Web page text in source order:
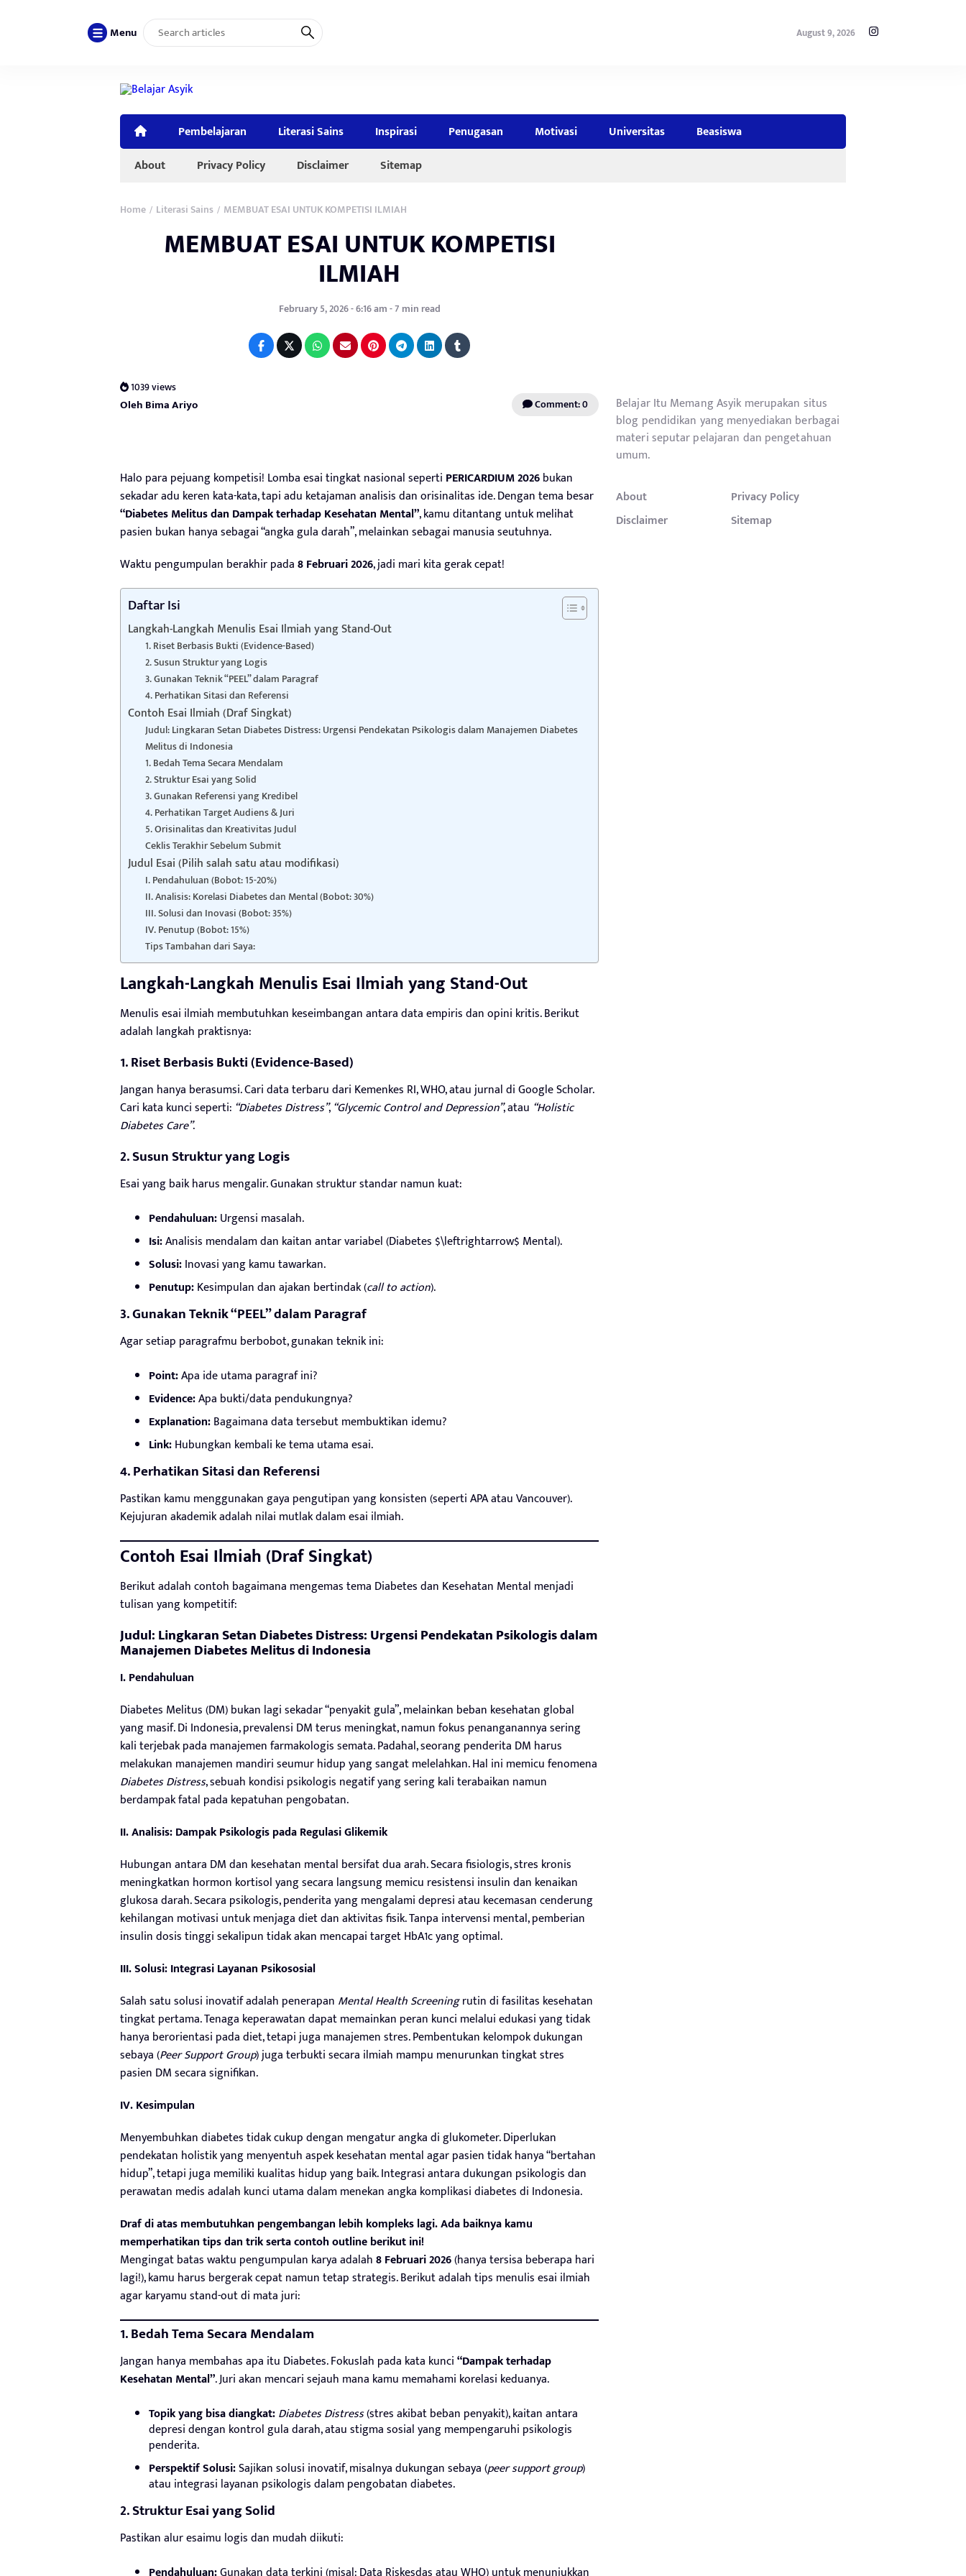
Menu August 9, 2026
Pembelajaran Literasi Sains Inspirasi Penugasan Motivasi Universitas
Beasiswa
About
Privacy Policy Disclaimer Sitemap
Home / Literasi Sains / MEMBUAT ESAI UNTUK KOMPETISI ILMIAH
MEMBUAT ESAI UNTUK KOMPETISI
ILMIAH
February 5, 2026 - 6:16 am - 7 min read
1039 views
Oleh Bima Ariyo Comment: 0
Halo para pejuang kompetisi! Lomba esai tingkat nasional seperti PERICARDIUM 2026bukan
sekadar adu keren kata-kata, tapi adu ketajaman analisis dan orisinalitas ide. Dengan tema besar
“Diabetes Melitus dan Dampak terhadap Kesehatan Mental”, kamu ditantang untuk melihat
pasien bukan hanya sebagai “angka gula darah”, melainkan sebagai manusia seutuhnya.
Waktu pengumpulan berakhir pada8 Februari 2026, jadi mari kita gerak cepat!
Daftar Isi
Langkah-Langkah Menulis Esai Ilmiah yang Stand-Out
1. Riset Berbasis Bukti (Evidence-Based)
2. Susun Struktur yang Logis
3. Gunakan Teknik “PEEL” dalam Paragraf
4. Perhatikan Sitasi dan Referensi
Contoh Esai Ilmiah (Draf Singkat)
Judul: Lingkaran Setan Diabetes Distress: Urgensi Pendekatan Psikologis dalam Manajemen Diabetes
Melitus di Indonesia
1. Bedah Tema Secara Mendalam
2. Struktur Esai yang Solid
3. Gunakan Referensi yang Kredibel
4. Perhatikan Target Audiens & Juri
5. Orisinalitas dan Kreativitas Judul
Ceklis Terakhir Sebelum Submit
Judul Esai (Pilih salah satu atau modifikasi)
I. Pendahuluan (Bobot: 15-20%)
II. Analisis: Korelasi Diabetes dan Mental (Bobot: 30%)
III. Solusi dan Inovasi (Bobot: 35%)
IV. Penutup (Bobot: 15%)
Tips Tambahan dari Saya:
Langkah-Langkah Menulis Esai Ilmiah yang Stand-Out
Menulis esai ilmiah membutuhkan keseimbangan antara data empiris dan opini kritis. Berikut
adalah langkah praktisnya:
1. Riset Berbasis Bukti (Evidence-Based)
Jangan hanya berasumsi. Cari data terbaru dari Kemenkes RI, WHO, atau jurnal di Google Scholar.
Cari kata kunci seperti: “Diabetes Distress”,“Glycemic Control and Depression”, atau “Holistic
Diabetes Care”.
2. Susun Struktur yang Logis
Esai yang baik harus mengalir. Gunakan struktur standar namun kuat:
Pendahuluan:Urgensi masalah.
Isi:Analisis mendalam dan kaitan antar variabel (Diabetes $\leftrightarrow$ Mental).
Solusi:Inovasi yang kamu tawarkan.
Penutup:Kesimpulan dan ajakan bertindak (call to action).
3. Gunakan Teknik “PEEL” dalam Paragraf
Agar setiap paragrafmu berbobot, gunakan teknik ini:
Point:Apa ide utama paragraf ini?
Evidence:Apa bukti/data pendukungnya?
Explanation:Bagaimana data tersebut membuktikan idemu?
Link:Hubungkan kembali ke tema utama esai.
4. Perhatikan Sitasi dan Referensi
Pastikan kamu menggunakan gaya pengutipan yang konsisten (seperti APA atau Vancouver).
Kejujuran akademik adalah nilai mutlak dalam esai ilmiah.
Contoh Esai Ilmiah (Draf Singkat)
Berikut adalah contoh bagaimana mengemas tema Diabetes dan Kesehatan Mental menjadi
tulisan yang kompetitif:
Judul: Lingkaran Setan Diabetes Distress: Urgensi Pendekatan Psikologis dalam
Manajemen Diabetes Melitus di Indonesia
I. Pendahuluan
Diabetes Melitus (DM) bukan lagi sekadar “penyakit gula”, melainkan beban kesehatan global
yang masif. Di Indonesia, prevalensi DM terus meningkat, namun fokus penanganannya sering
kali terjebak pada manajemen farmakologis semata. Padahal, seorang penderita DM harus
melakukan manajemen mandiri seumur hidup yang sangat melelahkan. Hal ini memicu fenomena
Diabetes Distress, sebuah kondisi psikologis negatif yang sering kali terabaikan namun
berdampak fatal pada kepatuhan pengobatan.
II. Analisis: Dampak Psikologis pada Regulasi Glikemik
Hubungan antara DM dan kesehatan mental bersifat dua arah. Secara fisiologis, stres kronis
meningkatkan hormon kortisol yang secara langsung memicu resistensi insulin dan kenaikan
glukosa darah. Secara psikologis, penderita yang mengalami depresi atau kecemasan cenderung
kehilangan motivasi untuk menjaga diet dan aktivitas fisik. Tanpa intervensi mental, pemberian
insulin dosis tinggi sekalipun tidak akan mencapai target HbA1c yang optimal.
III. Solusi: Integrasi Layanan Psikososial
Salah satu solusi inovatif adalah penerapan Mental Health Screeningrutin di fasilitas kesehatan
tingkat pertama. Tenaga keperawatan dapat memainkan peran kunci melalui edukasi yang tidak
hanya berorientasi pada diet, tetapi juga manajemen stres. Pembentukan kelompok dukungan
sebaya (Peer Support Group) juga terbukti secara ilmiah mampu menurunkan tingkat stres
pasien DM secara signifikan.
IV. Kesimpulan
Menyembuhkan diabetes tidak cukup dengan mengatur angka di glukometer. Diperlukan
pendekatan holistik yang menyentuh aspek kesehatan mental agar pasien tidak hanya “bertahan
hidup”, tetapi juga memiliki kualitas hidup yang baik. Integrasi antara dukungan psikologis dan
perawatan medis adalah kunci utama dalam menekan angka komplikasi diabetes di Indonesia.
Draf di atas membutuhkan pengembangan lebih kompleks lagi. Ada baiknya kamu
memperhatikan tips dan trik serta contoh outline berikut ini!
Mengingat batas waktu pengumpulan karya adalah8 Februari 2026(hanya tersisa beberapa hari
lagi!), kamu harus bergerak cepat namun tetap strategis. Berikut adalah tips menulis esai ilmiah
agar karyamu stand-out di mata juri:
1. Bedah Tema Secara Mendalam
Jangan hanya membahas apa itu Diabetes. Fokuslah pada kata kunci“Dampak terhadap
Kesehatan Mental”. Juri akan mencari sejauh mana kamu memahami korelasi keduanya.
Topik yang bisa diangkat:Diabetes Distress(stres akibat beban penyakit), kaitan antara
depresi dengan kontrol gula darah, atau stigma sosial yang mempengaruhi psikologis
penderita.
Perspektif Solusi:Sajikan solusi inovatif, misalnya dukungan sebaya (peer support group)
atau integrasi layanan psikologis dalam pengobatan diabetes.
2. Struktur Esai yang Solid
Pastikan alur esaimu logis dan mudah diikuti:
Belajar Itu Memang Asyik merupakan situs
blog pendidikan yang menyediakan berbagai
materi seputar pelajaran dan pengetahuan
umum.
About
Privacy Policy
Disclaimer
Sitemap